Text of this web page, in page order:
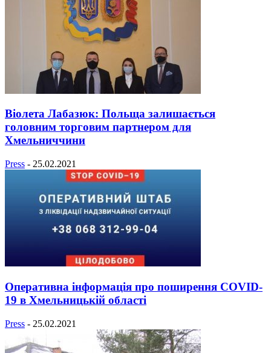
Віолета Лабазюк: Польща залишається
головним торговим партнером для
Хмельниччини
Press - 25.02.2021
Оперативна інформація про поширення COVID-
19 в Хмельницькій області
Press - 25.02.2021